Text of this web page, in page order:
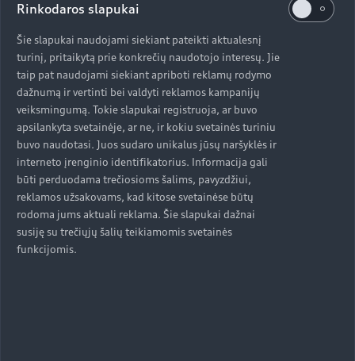
Rinkodaros slapukai
Šie slapukai naudojami siekiant pateikti aktualesnį
turinį, pritaikytą prie konkrečių naudotojo interesų. Jie
taip pat naudojami siekiant apriboti reklamų rodymo
dažnumą ir vertinti bei valdyti reklamos kampanijų
veiksmingumą. Tokie slapukai registruoja, ar buvo
apsilankyta svetainėje, ar ne, ir kokiu svetainės turiniu
buvo naudotasi. Juos sudaro unikalus jūsų naršyklės ir
interneto įrenginio identifikatorius. Informacija gali
būti perduodama trečiosioms šalims, pavyzdžiui,
reklamos užsakovams, kad kitose svetainėse būtų
rodoma jums aktuali reklama. Šie slapukai dažnai
susiję su trečiųjų šalių teikiamomis svetainės
funkcijomis.